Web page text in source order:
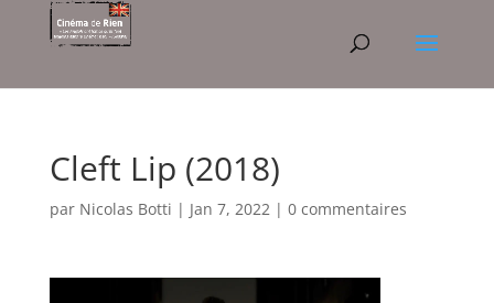
Cleft Lip (2018)
par Nicolas Botti | Jan 7, 2022| 0 commentaires